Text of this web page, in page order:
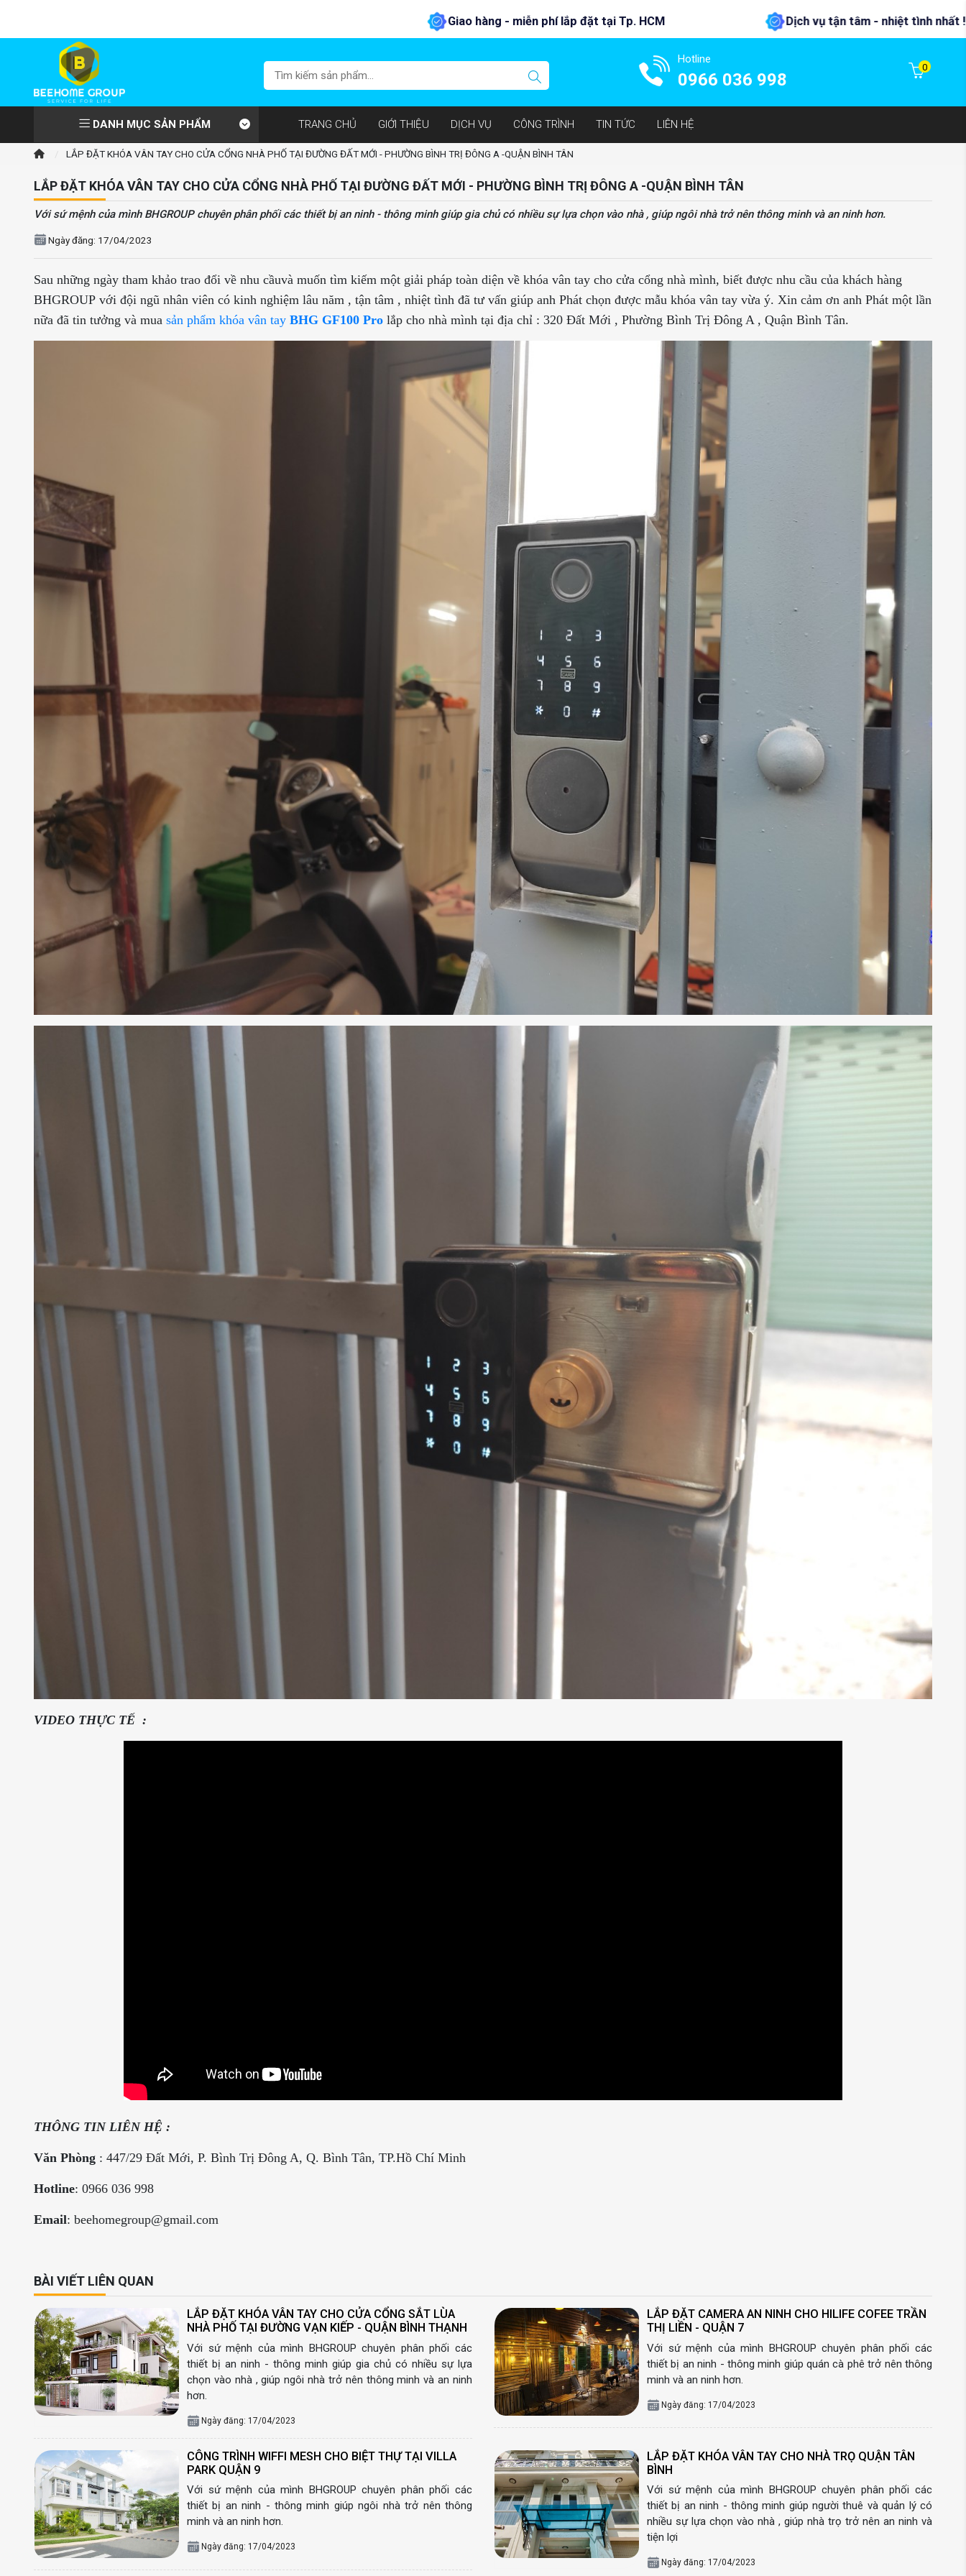
Giao hàng - miễn phí lắp đặt tại Tp. HCM Dịch vụ tận tâm - nhiệt tình nhất !
Hotline
0966 036 998
0
DANH MỤC SẢN PHẨM TRANG CHỦ GIỚI THIỆU DỊCH VỤ CÔNG TRÌNH TIN TỨC LIÊN HỆ
LẮP ĐẶT KHÓA VÂN TAY CHO CỬA CỔNG NHÀ PHỐ TẠI ĐƯỜNG ĐẤT MỚI - PHƯỜNG BÌNH TRỊ ĐÔNG A -QUẬN BÌNH TÂN
LẮP ĐẶT KHÓA VÂN TAY CHO CỬA CỔNG NHÀ PHỐ TẠI ĐƯỜNG ĐẤT MỚI - PHƯỜNG BÌNH TRỊ ĐÔNG A -QUẬN BÌNH TÂN
Với sứ mệnh của mình BHGROUP chuyên phân phối các thiết bị an ninh - thông minh giúp gia chủ có nhiều sự lựa chọn vào nhà , giúp ngôi nhà trở nên thông minh và an ninh hơn.
Ngày đăng: 17/04/2023
Sau những ngày tham khảo trao đổi về nhu cầuvà muốn tìm kiếm một giải pháp toàn diện về khóa vân tay cho cửa cổng nhà mình, biết được nhu cầu của khách hàng
BHGROUP với đội ngũ nhân viên có kinh nghiệm lâu năm , tận tâm , nhiệt tình đã tư vấn giúp anh Phát chọn được mẫu khóa vân tay vừa ý. Xin cảm ơn anh Phát một lần
nữa đã tin tưởng và mua sản phẩm khóa vân tay BHG GF100 Pro lắp cho nhà mình tại địa chỉ : 320 Đất Mới , Phường Bình Trị Đông A , Quận Bình Tân.
VIDEO THỰC TẾ :
THÔNG TIN LIÊN HỆ :
Văn Phòng : 447/29 Đất Mới, P. Bình Trị Đông A, Q. Bình Tân, TP.Hồ Chí Minh
Hotline: 0966 036 998
Email: beehomegroup@gmail.com
BÀI VIẾT LIÊN QUAN
LẮP ĐẶT KHÓA VÂN TAY CHO CỬA CỔNG SẮT LÙA
NHÀ PHỐ TẠI ĐƯỜNG VẠN KIẾP - QUẬN BÌNH THẠNH
Với sứ mệnh của mình BHGROUP chuyên phân phối các
thiết bị an ninh - thông minh giúp gia chủ có nhiều sự lựa
chọn vào nhà , giúp ngôi nhà trở nên thông minh và an ninh
hơn.
Ngày đăng: 17/04/2023
LẮP ĐẶT CAMERA AN NINH CHO HILIFE COFEE TRẦN
THỊ LIỀN - QUẬN 7
Với sứ mệnh của mình BHGROUP chuyên phân phối các
thiết bị an ninh - thông minh giúp quán cà phê trở nên thông
minh và an ninh hơn.
Ngày đăng: 17/04/2023
CÔNG TRÌNH WIFFI MESH CHO BIỆT THỰ TẠI VILLA
PARK QUẬN 9
Với sứ mệnh của mình BHGROUP chuyên phân phối các
thiết bị an ninh - thông minh giúp ngôi nhà trở nên thông
minh và an ninh hơn.
Ngày đăng: 17/04/2023
LẮP ĐẶT KHÓA VÂN TAY CHO NHÀ TRỌ QUẬN TÂN
BÌNH
Với sứ mệnh của mình BHGROUP chuyên phân phối các
thiết bị an ninh - thông minh giúp người thuê và quản lý có
nhiều sự lựa chọn vào nhà , giúp nhà trọ trở nên an ninh và
tiện lợi
Ngày đăng: 17/04/2023